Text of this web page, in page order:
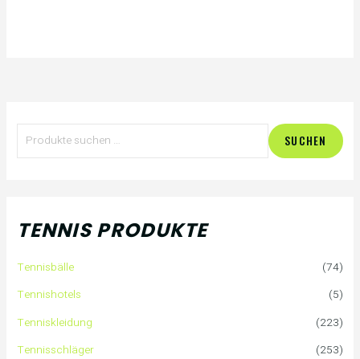
n
a
SUCHEN
TENNIS PRODUKTE
Tennisbälle
(74)
Tennishotels
(5)
Tenniskleidung
(223)
Tennisschläger
(253)